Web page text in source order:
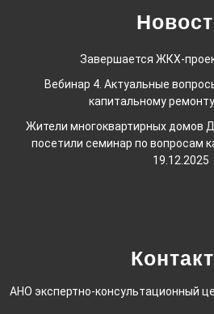
Завершается ЖКХ-
Вебинар 4. Актуальные
капитальному ремонту
Жители многоквартирных домов
посетили семинар по вопросам
19.12.2025
АНО экспертно-консультационный